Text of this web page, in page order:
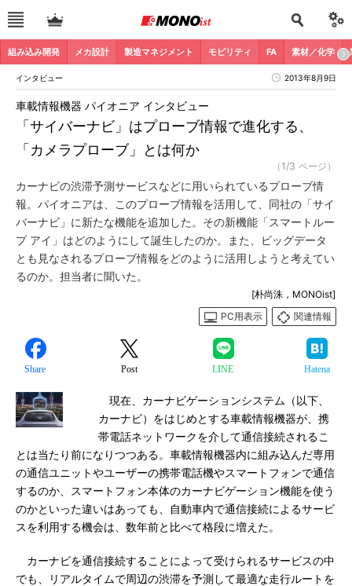
組み込み開発 メカ設計 製造マネジメント モビリティ FA 素材／化学
インタビュー 2013年8月9日
「サイバーナビ」はプローブ情報で進化する、
「カメラプローブ」とは何か
車載情報機器 パイオニア インタビュー
（1/3 ページ）
カーナビの渋滞予測サービスなどに用いられているプローブ情
報。パイオニアは、このプローブ情報を活用して、同社の「サイ
バーナビ」に新たな機能を追加した。その新機能「スマートルー
プ アイ」はどのようにして誕生したのか。また、ビッグデータ
とも見なされるプローブ情報をどのように活用しようと考えてい
るのか。担当者に聞いた。
[朴尚洙，MONOist]
PC用表示
関連情報
Share Post LINE Hatena
現在、カーナビゲーションシステム（以下、
カーナビ）をはじめとする車載情報機器が、携
帯電話ネットワークを介して通信接続されるこ
とは当たり前になりつつある。車載情報機器内に組み込んだ専用
の通信ユニットやユーザーの携帯電話機やスマートフォンで通信
するのか、スマートフォン本体のカーナビゲーション機能を使う
のかといった違いはあっても、自動車内で通信接続によるサービ
スを利用する機会は、数年前と比べて格段に増えた。
カーナビを通信接続することによって受けられるサービスの中
でも、リアルタイムで周辺の渋滞を予測して最適な走行ルートを